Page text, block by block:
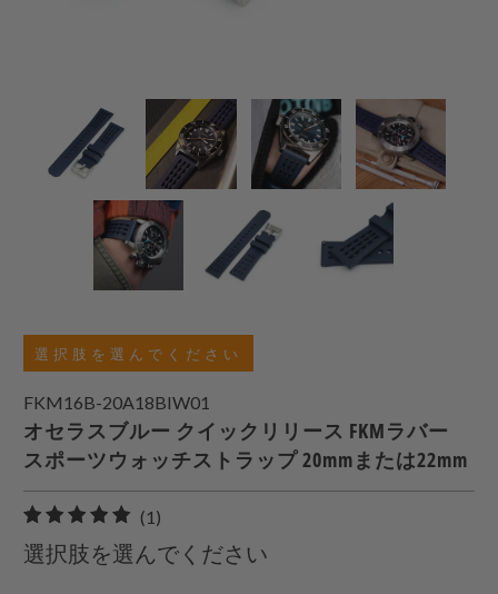
選択肢を選んでください
FKM16B-20A18BIW01
オセラスブルー クイックリリース FKMラバー
スポーツウォッチストラップ 20mmまたは22mm
(1)
合
計
選択肢を選んでください